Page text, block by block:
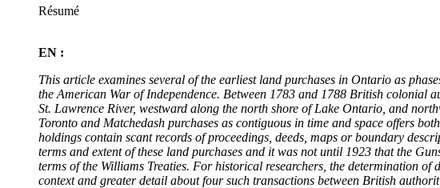
Résumé
EN :
This article examines several of the earliest land purchases in Ontario as
the American War of Independence. Between 1783 and 1788 British colonial
St. Lawrence River, westward along the north shore of Lake Ontario, and
Toronto and Matchedash purchases as contiguous in time and space offers
holdings contain scant records of proceedings, deeds, maps or boundary
terms and extent of these land purchases and it was not until 1923 that the
terms of the Williams Treaties. For historical researchers, the determination
context and greater detail about four such transactions between British